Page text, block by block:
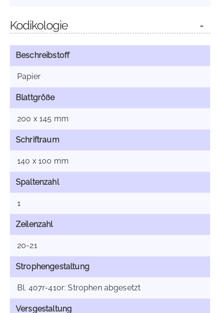
Kodikologie
Beschreibstoff
Papier
Blattgröße
200 x 145 mm
Schriftraum
140 x 100 mm
Spaltenzahl
1
Zeilenzahl
20-21
Strophengestaltung
Bl. 407r-410r: Strophen abgesetzt
Versgestaltung